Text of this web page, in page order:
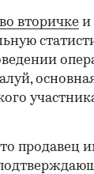
вторичке и
продавец